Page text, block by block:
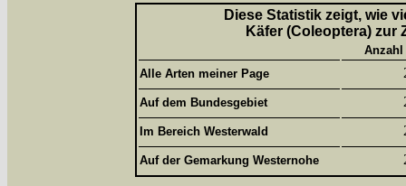
Diese Statistik zeigt, wie
Käfer (Coleoptera) zur
Alle Arten meiner Page
Auf dem Bundesgebiet
Im Bereich Westerwald
Auf der Gemarkung Westernohe